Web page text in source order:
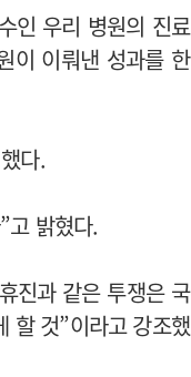
인 우리 병원의 진료
이 이뤄낸 성과를 한
다.
고 밝혔다.
진과 같은 투쟁은 국
할 것”이라고 강조했